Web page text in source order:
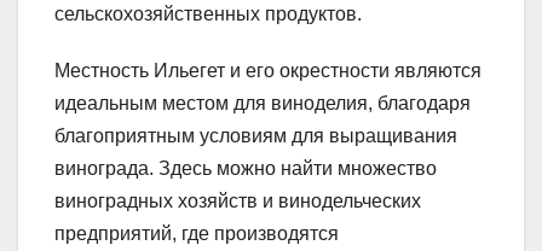
сельскохозяйственных продуктов.
Местность Ильегет и его окрестности являются
идеальным местом для виноделия, благодаря
благоприятным условиям для выращивания
винограда. Здесь можно найти множество
виноградных хозяйств и винодельческих
предприятий, где производятся